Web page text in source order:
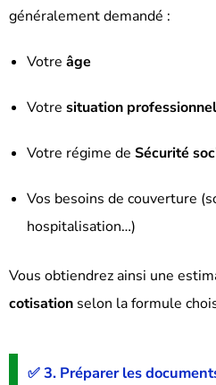
généralement demandé :
Votre âge
Votre situation
Votre régime de Sécurité
Vos besoins de couverture
hospitalisation…)
Vous obtiendrez ainsi une
cotisation selon la formule
✅ 3. Préparer les